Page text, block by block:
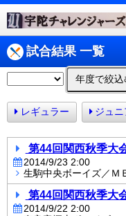
試合結果 一覧
年度で絞込
レギュラー ジュニ
第44回関西秋季大
2014/9/23 2:00
生駒中央ボーイズ／Ｍ
第44回関西秋季大
2014/9/22 2:00